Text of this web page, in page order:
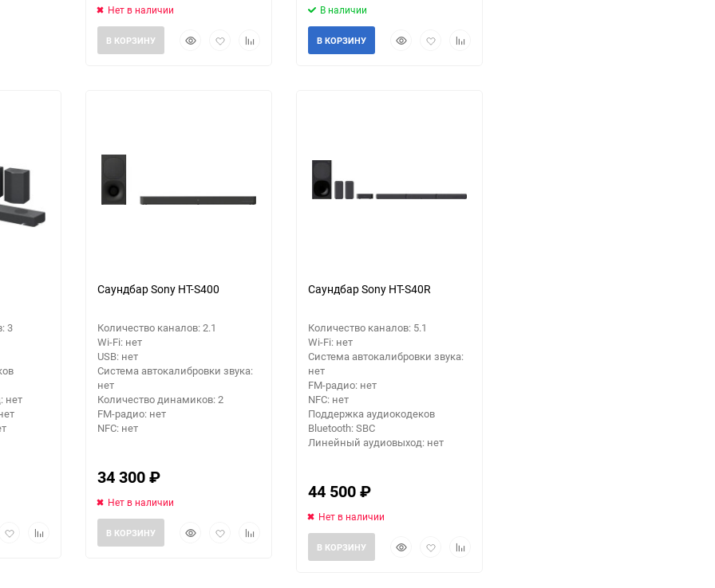
Нет в наличии
БыстрыйДобавитьДобавить
В КОРЗИНУ
В наличии
БыстрыйДобавитьДобавить
В КОРЗИНУ
3
нет
ДобавитьДобавить
Саундбар Sony HT-S400
Количество каналов: 2.1
Wi-Fi: нет
USB: нет
Система автокалибровки звука:
нет
Количество динамиков: 2
FM-радио: нет
NFC: нет
34 300₽
Нет в наличии
БыстрыйДобавитьДобавить
В КОРЗИНУ
еще 7 фото
Саундбар Sony HT-S40R
Количество каналов: 5.1
Wi-Fi: нет
Система автокалибровки звука:
нет
FM-радио: нет
NFC: нет
Поддержка аудиокодеков
Bluetooth: SBC
Линейный аудиовыход: нет
44 500₽
Нет в наличии
БыстрыйДобавитьДобавить
В КОРЗИНУ